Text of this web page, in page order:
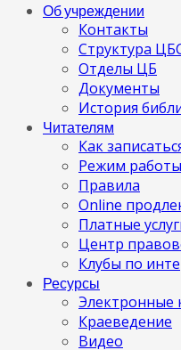
Об учреждении
Контакты
Структура
Отделы ЦБ
Документы
История
Читателям
Как
Режим работы
Правила
Online
Платные
Центр
Клубы по
Ресурсы
Электронные
Краеведение
Видео